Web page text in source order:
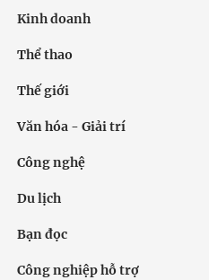
Kinh doanh
Thể thao
Thế giới
Văn hóa - Giải trí
Công nghệ
Du lịch
Bạn đọc
Công nghiệp hỗ trợ